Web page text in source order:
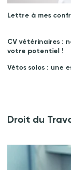
Lettre à mes
CV vétérinaires :
votre potentiel !
Vétos solos : une
Droit du